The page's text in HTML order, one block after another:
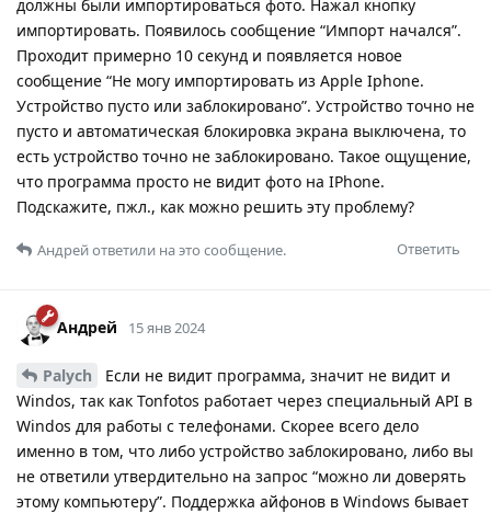
должны были импортироваться фото. Нажал кнопку
импортировать. Появилось сообщение “Импорт начался”.
Проходит примерно 10 секунд и появляется новое
сообщение “Не могу импортировать из Apple Iphone.
Устройство пусто или заблокировано”. Устройство точно не
пусто и автоматическая блокировка экрана выключена, то
есть устройство точно не заблокировано. Такое ощущение,
что программа просто не видит фото на IPhone.
Подскажите, пжл., как можно решить эту проблему?
Ответить
Андрейответили на это сообщение.
Андрей 15 янв 2024
Palych
Если не видит программа, значит не видит и
Windos, так как Tonfotos работает через специальный API в
Windos для работы с телефонами. Скорее всего дело
именно в том, что либо устройство заблокировано, либо вы
не ответили утвердительно на запрос “можно ли доверять
этому компьютеру”. Поддержка айфонов в Windows бывает